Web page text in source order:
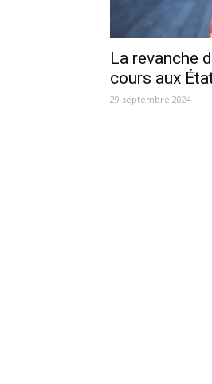
La revanche
cours aux
29 septembre 2024